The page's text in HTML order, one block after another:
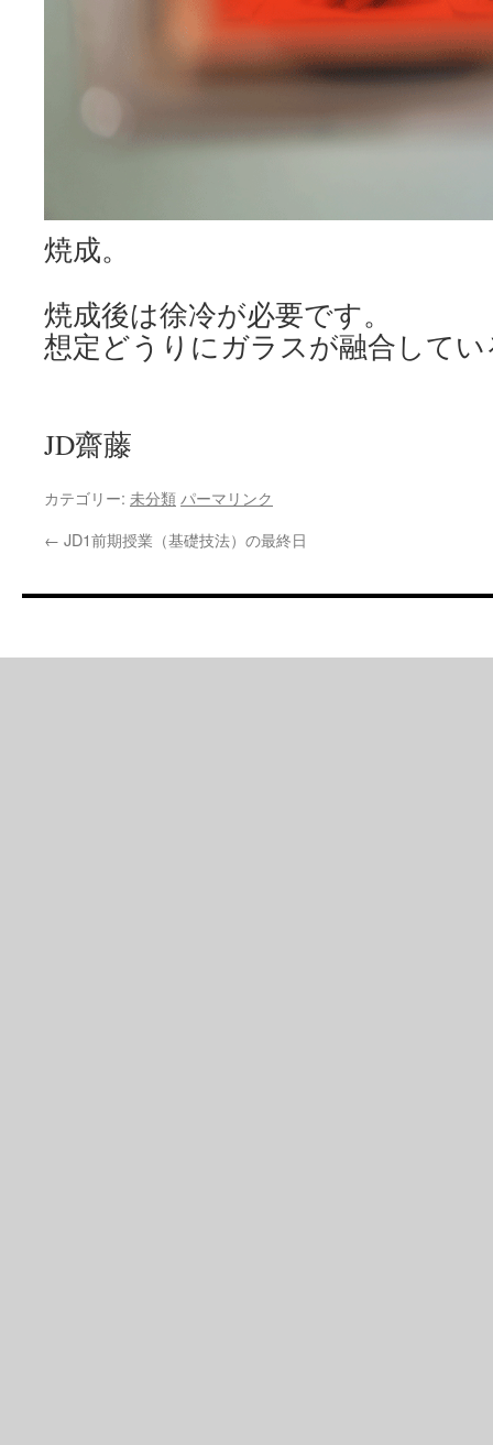
焼成。
焼成後は徐冷が必要です。
想定どうりにガラスが融合して
JD齋藤
カテゴリー: 未分類 パーマリンク
← JD1前期授業（基礎技法）の最終日